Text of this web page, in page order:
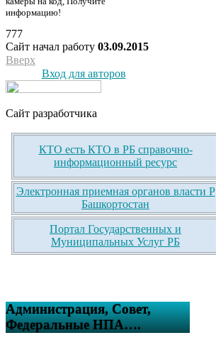
информацию!
777
Сайт начал работу 03.09.2015
Вверх
Вход для авторов
Сайт разработчика
КТО есть КТО в РБ справочно-
информационный ресурс
Электронная приемная органов власти Р
Башкортостан
Портал Государственных и
Муниципальных Услуг РБ
Администрация, Совет,
Федеральные НПА….